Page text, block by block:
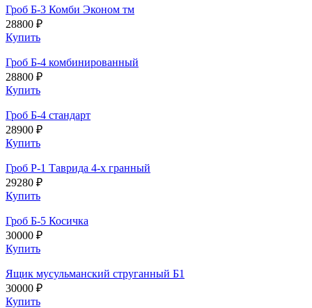
Гроб Б-3 Комби Эконом тм
28800 ₽
Купить
Гроб Б-4 комбинированный
28800 ₽
Купить
Гроб Б-4 стандарт
28900 ₽
Купить
Гроб Р-1 Таврида 4-х гранный
29280 ₽
Купить
Гроб Б-5 Косичка
30000 ₽
Купить
Ящик мусульманский струганный Б1
30000 ₽
Купить